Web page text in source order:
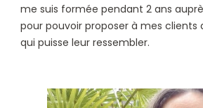
me suis formée pendant 2 ans
pour pouvoir proposer à mes clients
qui puisse leur ressembler.